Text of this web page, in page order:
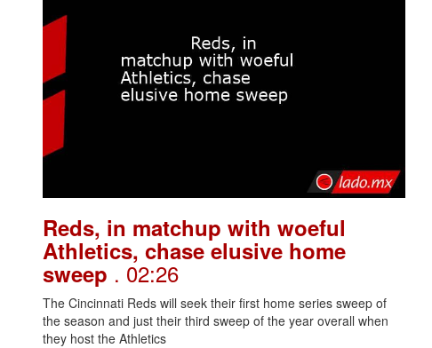
Reds, in matchup with woeful
Athletics, chase elusive home
sweep . 02:26
The Cincinnati Reds will seek their first home series sweep of
the season and just their third sweep of the year overall when
they host the Athletics